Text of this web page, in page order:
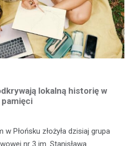
lokalną historię w
Płońsku złożyła dzisiaj grupa
nr 3 im. Stanisława